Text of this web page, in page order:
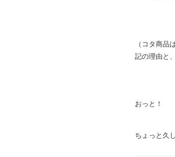
（コタ商
記の理由と
おっと！
ちょっと久